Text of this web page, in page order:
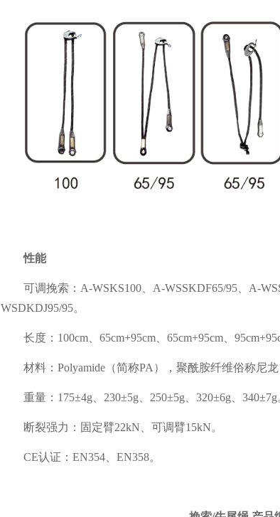
性能
可调挽索：A-WSKS100、A-WSSKDF65/95、A-
WSDKDJ95/95。
长度：100cm、65cm+95cm、65cm+95cm、
材料：Polyamide（简称PA），聚酰胺纤维俗称尼龙
重量：175±4g、230±5g、250±5g、320±6g、340±7g
断裂强力：固定臂22kN、可调臂15kN。
CE认证：EN354、EN358。